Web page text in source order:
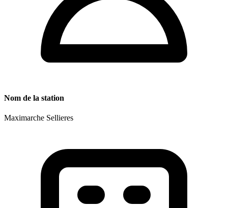
Nom de la station
Maximarche Sellieres